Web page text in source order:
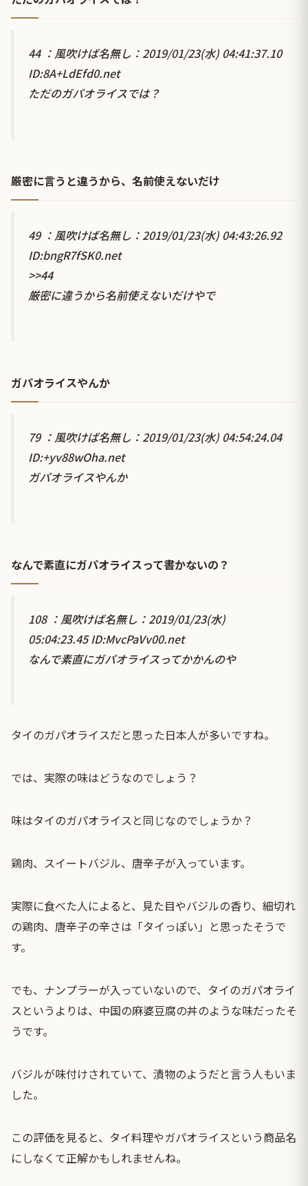
44 ：風吹けば名無し：2019/01/23(水) 04:41:37.10
ID:8A+LdEfd0.net
ただのガパオライスでは？
厳密に言うと違うから、名前使えないだけ
49 ：風吹けば名無し：2019/01/23(水) 04:43:26.92
ID:bngR7fSK0.net
>>44
厳密に違うから名前使えないだけやで
ガパオライスやんか
79 ：風吹けば名無し：2019/01/23(水) 04:54:24.04
ID:+yv88wOha.net
ガパオライスやんか
なんで素直にガパオライスって書かないの？
108 ：風吹けば名無し：2019/01/23(水)
05:04:23.45 ID:MvcPaVv00.net
なんで素直にガパオライスってかかんのや
タイのガパオライスだと思った日本人が多いですね。
では、実際の味はどうなのでしょう？
味はタイのガパオライスと同じなのでしょうか？
鶏肉、スイートバジル、唐辛子が入っています。
実際に食べた人によると、見た目やバジルの香り、細切れ
の鶏肉、唐辛子の辛さは「タイっぽい」と思ったそうで
す。
でも、ナンプラーが入っていないので、タイのガパオライ
スというよりは、中国の麻婆豆腐の丼のような味だったそ
うです。
バジルが味付けされていて、漬物のようだと言う人もいま
した。
この評価を見ると、タイ料理やガパオライスという商品名
にしなくて正解かもしれませんね。